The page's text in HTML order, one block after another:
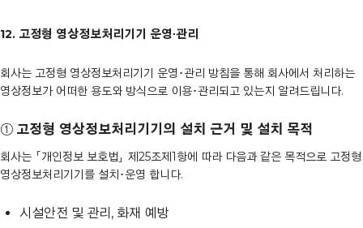
12. 고정형 영상정보처리기기 운영∙관리
회사는 고정형 영상정보처리기기 운영･관리 방침을 통해 회사에서 처리하는
영상정보가 어떠한 용도와 방식으로 이용･관리되고 있는지 알려드립니다.
① 고정형 영상정보처리기기의 설치 근거 및 설치 목적
회사는 「개인정보 보호법」 제25조제1항에 따라 다음과 같은 목적으로 고정형
영상정보처리기기를 설치･운영 합니다.
시설안전 및 관리, 화재 예방